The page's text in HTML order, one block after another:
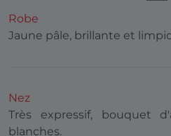
Robe
Jaune pâle, brillante et
Nez
Très expressif, bouquet
blanches.